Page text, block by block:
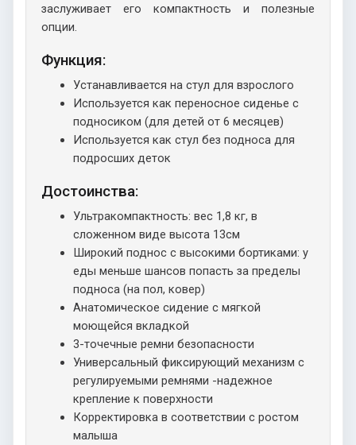
заслуживает его компактность и полезные
опции.
Функция:
Устанавливается на стул для взрослого
Используется как переносное сиденье с
подносиком (для детей от 6 месяцев)
Используется как стул без подноса для
подросших деток
Достоинства:
Ультракомпактность: вес 1,8 кг, в
сложенном виде высота 13см
Широкий поднос с высокими бортиками: у
еды меньше шансов попасть за пределы
подноса (на пол, ковер)
Анатомическое сидение с мягкой
моющейся вкладкой
3-точечные ремни безопасности
Универсальный фиксирующий механизм с
регулируемыми ремнями -надежное
крепление к поверхности
Корректировка в соответствии с ростом
малыша